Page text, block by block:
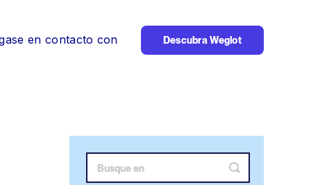
en contacto con Descubra Weglot
Alternar
búsqueda